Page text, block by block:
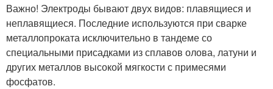
Важно! Электроды бывают двух видов: плавящиеся и
неплавящиеся. Последние используются при сварке
металлопроката исключительно в тандеме со
специальными присадками из сплавов олова, латуни и
других металлов высокой мягкости с примесями
фосфатов.